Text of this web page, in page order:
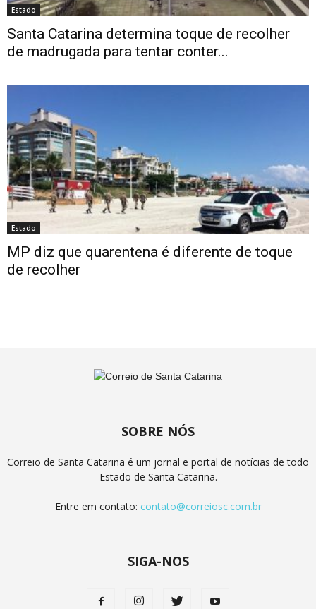
Estado
Santa Catarina determina toque de recolher
de madrugada para tentar conter...
Estado
MP diz que quarentena é diferente de toque
de recolher
SOBRE NÓS
Correio de Santa Catarina é um jornal e portal de notícias de todo
Estado de Santa Catarina.
Entre em contato: contato@correiosc.com.br
SIGA-NOS